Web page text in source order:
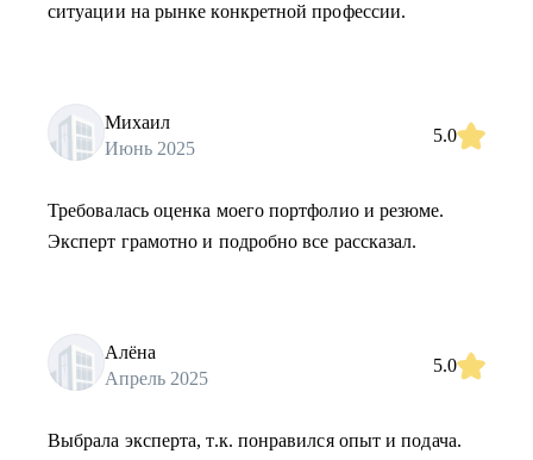
ситуации на рынке конкретной профессии.
Михаил
Июнь 2025
5.0
Требовалась оценка моего портфолио и резюме.
Эксперт грамотно и подробно все рассказал.
Алёна
Апрель 2025
5.0
Выбрала эксперта, т.к. понравился опыт и подача.